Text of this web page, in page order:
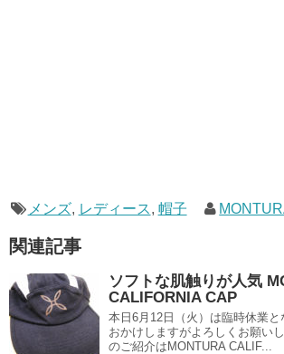
メンズ, レディース, 帽子
関連記事
ソフトな肌触りが人気
CALIFORNIA CAP
本日6月12日（火）は臨時休業
おかけしますがよろしくお願い
のご紹介はMONTURA CALIF...